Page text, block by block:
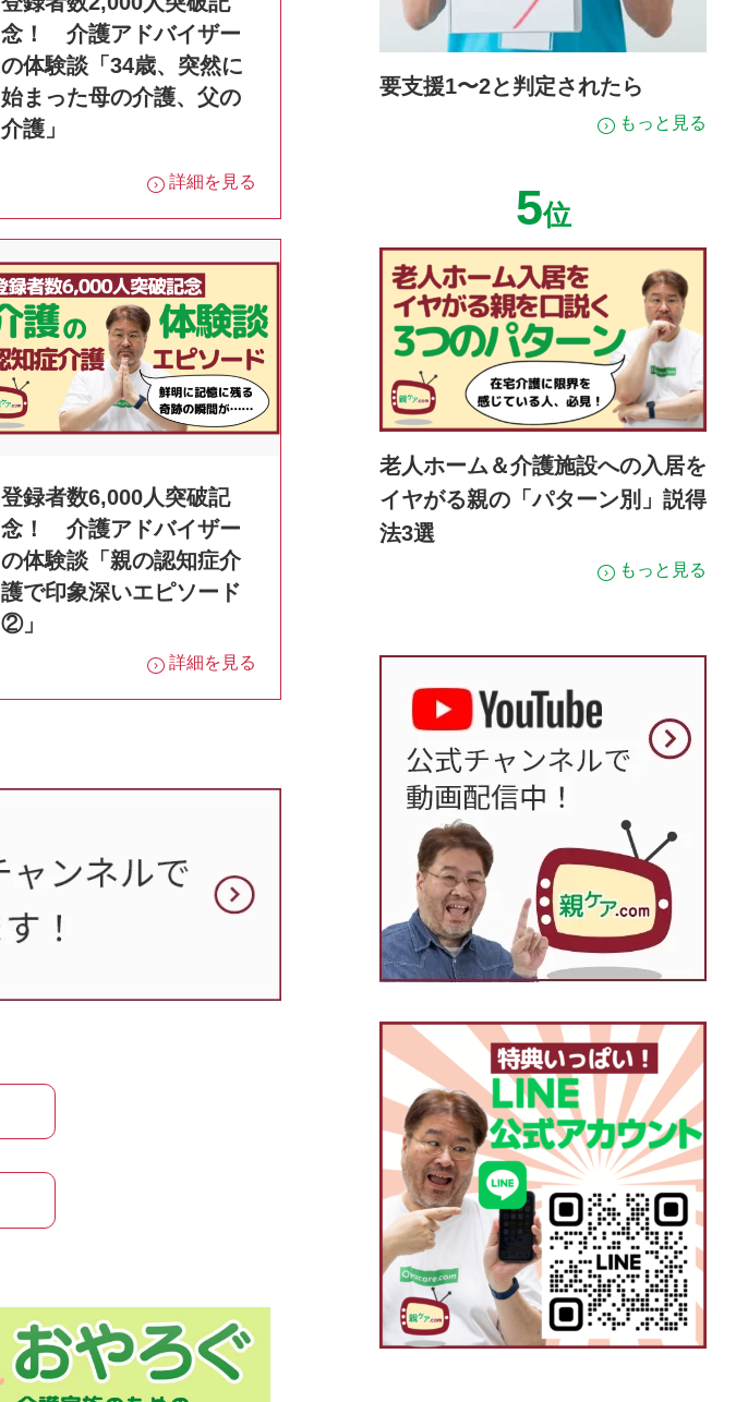
念！ 介護アドバイザー
の体験談「34歳、突然に
始まった母の介護、父の
介護」
詳細を見る
登録者数6,000人突破記
念！ 介護アドバイザー
の体験談「親の認知症介
護で印象深いエピソード
②」
詳細を見る
要支援1〜2と判定されたら
もっと見る
5位
老人ホーム＆介護施設への入居を
イヤがる親の「パターン別」説得
法3選
もっと見る